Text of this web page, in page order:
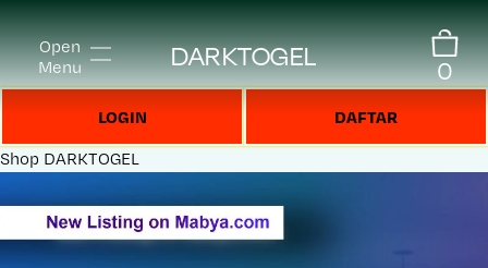
Open
Menu
DARKTOGEL 0
LOGIN DAFTAR
Shop DARKTOGEL